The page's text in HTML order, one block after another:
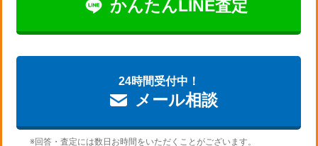
かんたんLINE査定
24時間受付中！
メール相談
※回答・査定には数日お時間をいただくことがございます。